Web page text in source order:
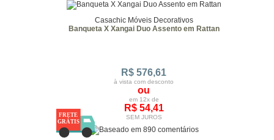
Casachic Móveis Decorativos
Banqueta X Xangai Duo Assento em Rattan
R$ 576,61
à vista com desconto
ou
em 12x de
R$ 54,41
SEM JUROS